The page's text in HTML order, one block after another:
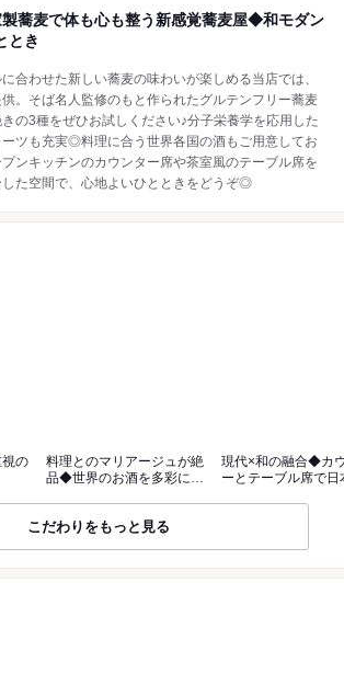
製蕎麦で体も心も整う新感覚蕎麦屋◆和モダン
とき
合わせた新しい蕎麦の味わいが楽しめる当店では、
。そば名人監修のもと作られたグルテンフリー蕎麦
の3種をぜひお試しください♪分子栄養学を応用した
ツも充実◎料理に合う世界各国の酒もご用意してお
ンキッチンのカウンター席や茶室風のテーブル席を
た空間で、心地よいひとときをどうぞ◎
の
料理とのマリアージュが絶
品◆世界のお酒を多彩に取
現代×和の融合◆カ
ーとテーブル席で日
こだわりをもっと見る